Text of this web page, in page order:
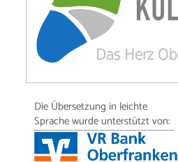
Die Übersetzung in leichte
Sprache wurde unterstützt von: